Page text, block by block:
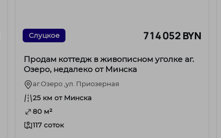
Слуцкое 714 052 BYN
Продам коттедж в живописном уголке аг.
Озеро, недалеко от Минска
аг.Озеро ,ул. Приозерная
25 км от Минска
80 м²
117 соток